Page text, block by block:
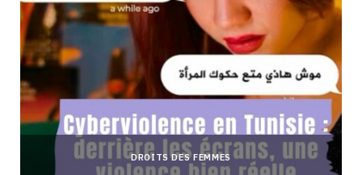
DROITS DES FEMMES